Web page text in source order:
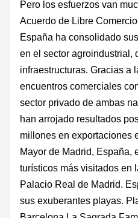
Pero los esfuerzos van
Acuerdo de Libre
España ha consolidado
en el sector agroindustrial,
infraestructuras. Gracias a
encuentros comerciales
sector privado de ambas
han arrojado resultados
millones en exportaciones
Mayor de Madrid, España,
turísticos más visitados en
Palacio Real de Madrid.
sus exuberantes playas.